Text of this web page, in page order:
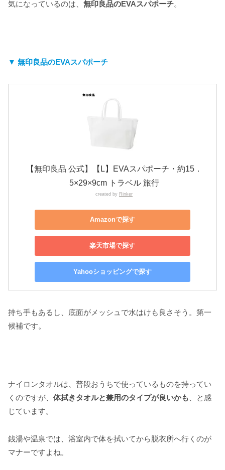
気になっているのは、 無印良品のEVAスパポーチ。
▼ 無印良品のEVAスパポーチ
【無印良品 公式】【L】EVAスパポーチ・約15．
5×29×9cm トラベル 旅行
created by Rinker
Amazonで探す
楽天市場で探す
Yahooショッピングで探す
持ち手もあるし、底面がメッシュで水はけも良さそう。第一
候補です。
ナイロンタオルは、普段おうちで使っているものを持ってい
くのですが、 体拭きタオルと兼用のタイプが良いかも 、と感
じています。
銭湯や温泉では、浴室内で体を拭いてから脱衣所へ行くのが
マナーですよね。